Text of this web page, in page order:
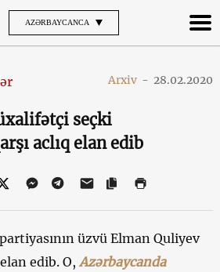
AZƏRBAYCANCA
Arxiv - 28.02.2020
seçki
aclıq elan edib
üzvü Elman Quliyev
edib. O, Azərbaycanda